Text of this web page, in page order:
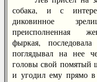
собака, и с
диковинное
преисполненная
фыркая,
поглядывал на нее
головы свой помятый
и угодил ему прямо